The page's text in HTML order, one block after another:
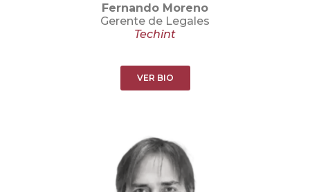
Fernando Moreno
Gerente de Legales
Techint
VER BIO